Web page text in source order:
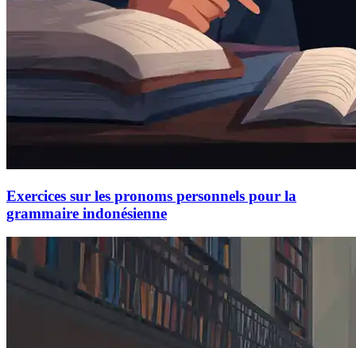
Exercices sur les pronoms personnels pour la
grammaire indonésienne